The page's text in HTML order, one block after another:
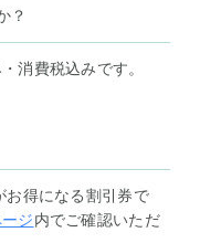
？
消費税込みです。
お得になる割引券で
ジ内でご確認いただ